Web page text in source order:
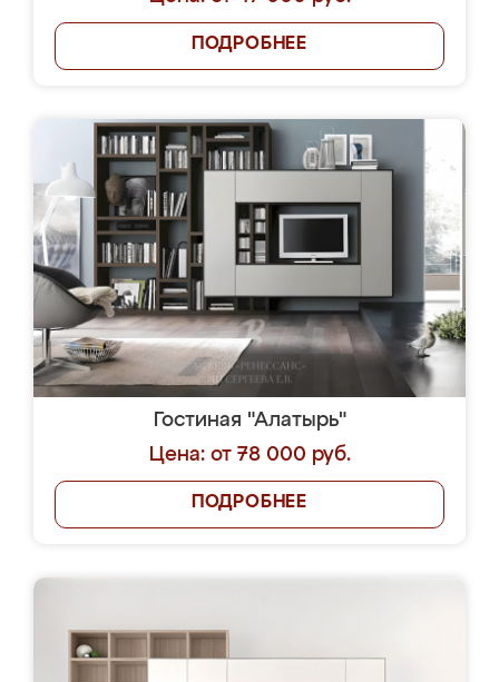
ПОДРОБНЕЕ
Гостиная "Алатырь"
Цена: от 78 000 руб.
ПОДРОБНЕЕ